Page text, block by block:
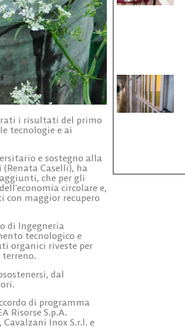
i risultati del primo
tecnologie e ai
e sostegno alla
Caselli), ha
che per gli
circolare e,
con maggior recupero
di Ingegneria
tecnologico e
organici riveste per
dal
di programma
Risorse S.p.A.
Inox S.r.l. e